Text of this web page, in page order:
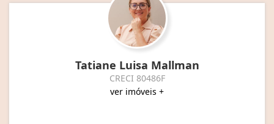
Tatiane Luisa Mallman
CRECI 80486F
ver imóveis +